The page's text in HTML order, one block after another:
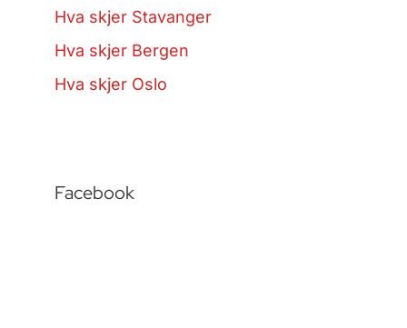
Hva skjer Stavanger
Hva skjer Bergen
Hva skjer Oslo
Facebook